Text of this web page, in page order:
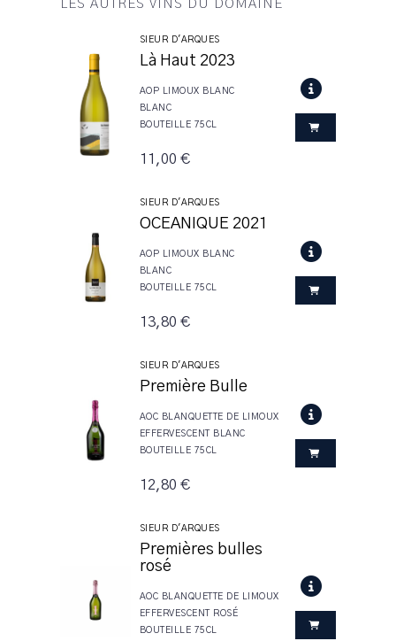
LES AUTRES VINS DU DOMAINE
SIEUR D'ARQUES
Là Haut 2023
AOP LIMOUX BLANC
BLANC
BOUTEILLE 75CL
11,00 €
SIEUR D'ARQUES
OCEANIQUE 2021
AOP LIMOUX BLANC
BLANC
BOUTEILLE 75CL
13,80 €
SIEUR D'ARQUES
Première Bulle
AOC BLANQUETTE DE LIMOUX
EFFERVESCENT BLANC
BOUTEILLE 75CL
12,80 €
SIEUR D'ARQUES
Premières bulles
rosé
AOC BLANQUETTE DE LIMOUX
EFFERVESCENT ROSÉ
BOUTEILLE 75CL